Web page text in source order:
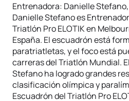
Entrenadora: Danielle
Danielle Stefano es
Triatlón Pro ELOTIK en
España. El escuadrón está
paratriatletas, y el foco está
carreras del Triatlón Mundial.
Stefano ha logrado grandes
clasificación olímpica y
Escuadrón del Triatlón Pro